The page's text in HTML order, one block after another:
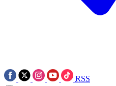
RSS